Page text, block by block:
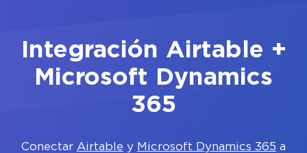
Integración Airtable +
Microsoft Dynamics
365
Conectar Airtable y Microsoft Dynamics 365 a